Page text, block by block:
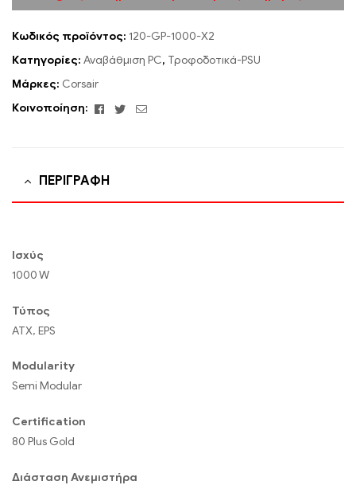
Κωδικός προϊόντος: 120-GP-1000-X2
Κατηγορίες: Αναβάθμιση PC, Τροφοδοτικά-PSU
Μάρκες: Corsair
Κοινοποίηση:
Facebook
TwitterEmail
ΠΕΡΙΓΡΑΦΉ
Ισχύς
1000 W
Τύπος
ATX, EPS
Modularity
Semi Modular
Certification
80 Plus Gold
Διάσταση Ανεμιστήρα